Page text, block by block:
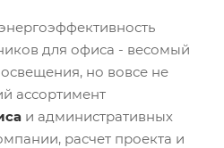
для офиса - весомый
но вовсе не
ассортимент
и административных
расчет проекта и